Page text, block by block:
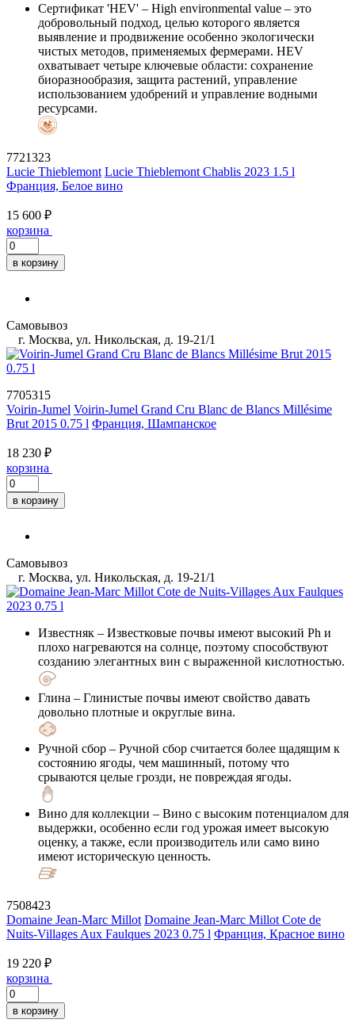
Сертификат 'HEV' – High environmental value – это
добровольный подход, целью которого является
выявление и продвижение особенно экологически
чистых методов, применяемых фермерами. HEV
охватывает четыре ключевые области: сохранение
биоразнообразия, защита растений, управление
использованием удобрений и управление водными
ресурсами.
7721323
Lucie Thieblemont Lucie Thieblemont Chablis 2023 1.5 l
Франция, Белое вино
15 600 ₽
корзина
в корзину
Самовывоз
г. Москва, ул. Никольская, д. 19-21/1
7705315
Voirin-Jumel Voirin-Jumel Grand Cru Blanc de Blancs Millésime
Brut 2015 0.75 l Франция, Шампанское
18 230 ₽
корзина
в корзину
Самовывоз
г. Москва, ул. Никольская, д. 19-21/1
Известняк – Известковые почвы имеют высокий Ph и
плохо нагреваются на солнце, поэтому способствуют
созданию элегантных вин с выраженной кислотностью.
Глина – Глинистые почвы имеют свойство давать
довольно плотные и округлые вина.
Ручной сбор – Ручной сбор считается более щадящим к
состоянию ягоды, чем машинный, потому что
срываются целые грозди, не повреждая ягоды.
Вино для коллекции – Вино с высоким потенциалом для
выдержки, особенно если год урожая имеет высокую
оценку, а также, если производитель или само вино
имеют историческую ценность.
7508423
Domaine Jean-Marc Millot Domaine Jean-Marc Millot Cote de
Nuits-Villages Aux Faulques 2023 0.75 l Франция, Красное вино
19 220 ₽
корзина
в корзину